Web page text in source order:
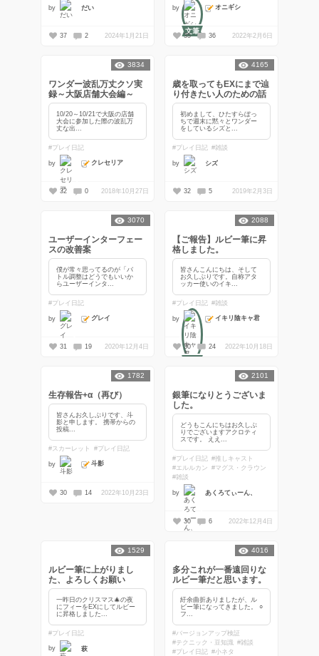
by だい
37 2 2024年1月21日
by
文筆
オニギシ
35 36 2022年2月6日
ワンダー波乱万丈クソ実
録～大阪店舗大会編～
10/20～10/21で大阪の店舗
大会に参加した際の波乱万
丈な出...
#プレイ日記
by クレセリア
3834
32 0 2018年10月27日
歳を取ってもEXにまで辿
り付きたい人のための話
初めまして、ひたすらぼっ
ちで週末に黙々とワンダー
をしているシズと...
#プレイ日記 #雑談
by シズ
4165
32 5 2019年2月3日
ユーザーインターフェー
スの改善案
僕が常々思ってるのが「バ
トル調整はどうでもいいか
らユーザーインタ...
#プレイ日記
by グレイ
3070
31 19 2020年12月4日
【ご報告】ルビー筆に昇
格しました。
皆さんこんにちは、そして
お久しぶりです。自称アタ
ッカー使いのイキ...
#プレイ日記 #雑談
by イキリ陰キャ君
2088
30 24 2022年10月18日
生存報告+α（再び）
皆さんお久しぶりです、斗
影と申します。 携帯からの
投稿...
#スカーレット #プレイ日記
by 斗影
1782
30 14 2022年10月23日
銀筆になりとうございま
した。
どうもこんにちはお久しぶ
りでございますアクロティ
スです。 ええ...
#プレイ日記 #推しキャスト
#エルルカン #マグス・クラウン
#雑談
by あくろてぃーん、
2101
30 6 2022年12月4日
ルビー筆に上がりまし
た、よろしくお願い
一昨日のクリスマス🎄の夜
にフィーをEXにしてルビー
に昇格しました...
#プレイ日記
by 萩
1529
多分これが一番遠回りな
ルビー筆だと思います。
紆余曲折ありましたが、ル
ビー筆になってきました。 ○
フ...
#バージョンアップ検証
#テクニック・豆知識
#雑談
#プレイ日記 #小ネタ
4016